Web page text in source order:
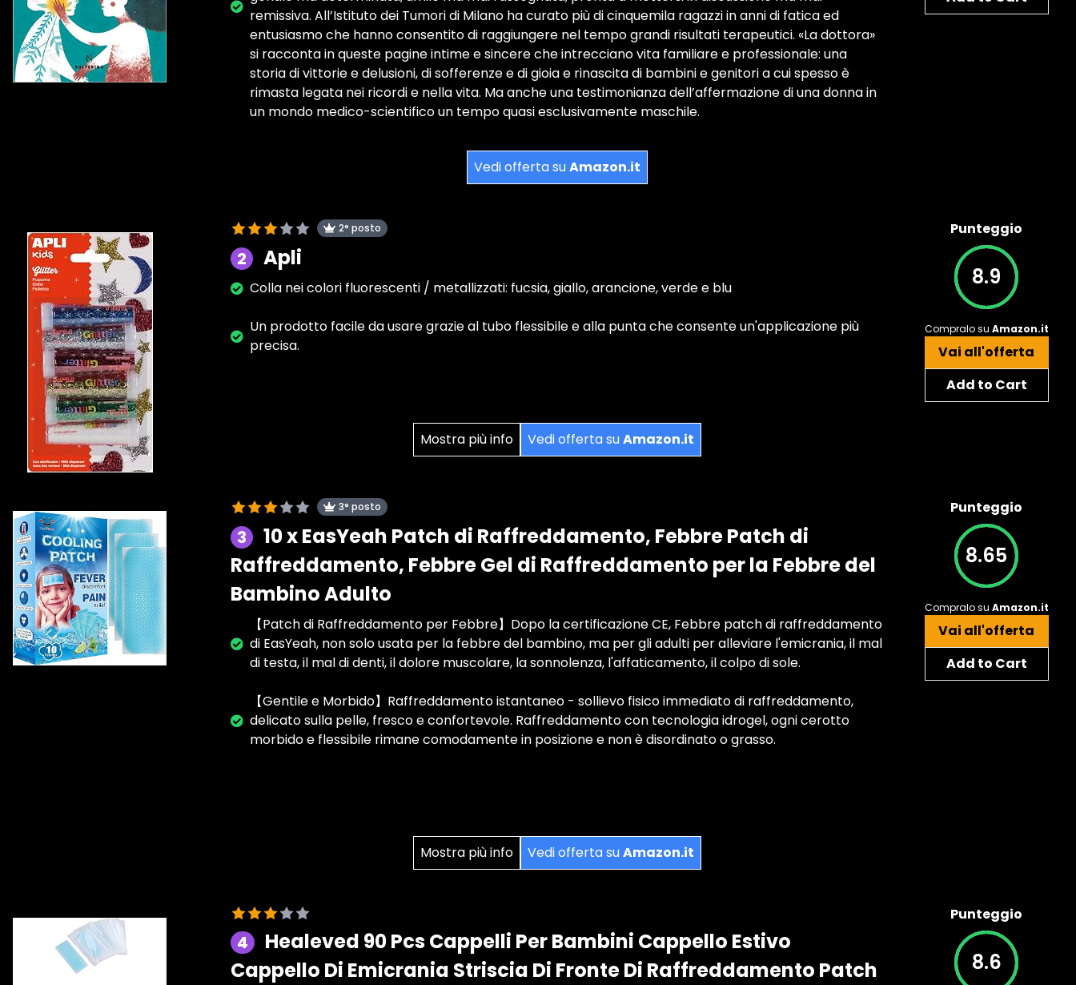
remissiva. All’Istituto dei Tumori di Milano ha curato più di cinquemila ragazzi in anni di fatica ed
entusiasmo che hanno consentito di raggiungere nel tempo grandi risultati terapeutici. «La dottora»
si racconta in queste pagine intime e sincere che intrecciano vita familiare e professionale: una
storia di vittorie e delusioni, di sofferenze e di gioia e rinascita di bambini e genitori a cui spesso è
rimasta legata nei ricordi e nella vita. Ma anche una testimonianza dell’affermazione di una donna in
un mondo medico-scientifico un tempo quasi esclusivamente maschile.
Vedi offerta suAmazon.it
2° posto
2 Apli
Colla nei colori fluorescenti / metallizzati: fucsia, giallo, arancione, verde e blu
Un prodotto facile da usare grazie al tubo flessibile e alla punta che consente un'applicazione più
precisa.
Mostra più info Vedi offerta suAmazon.it
Punteggio
8.9
Compralo su Amazon.it
Vai all'offerta
Add to Cart
3° posto
3
10 x EasYeah Patch di Raffreddamento, Febbre Patch di
Raffreddamento, Febbre Gel di Raffreddamento per la Febbre del
Bambino Adulto
【Patch di Raffreddamento per Febbre】Dopo la certificazione CE, Febbre patch di raffreddamento
di EasYeah, non solo usata per la febbre del bambino, ma per gli adulti per alleviare l'emicrania, il mal
di testa, il mal di denti, il dolore muscolare, la sonnolenza, l'affaticamento, il colpo di sole.
【Gentile e Morbido】Raffreddamento istantaneo - sollievo fisico immediato di raffreddamento,
delicato sulla pelle, fresco e confortevole. Raffreddamento con tecnologia idrogel, ogni cerotto
morbido e flessibile rimane comodamente in posizione e non è disordinato o grasso.
Mostra più info Vedi offerta suAmazon.it
Punteggio
8.65
Compralo su Amazon.it
Vai all'offerta
Add to Cart
4
Healeved 90 Pcs Cappelli Per Bambini Cappello Estivo
Cappello Di Emicrania Striscia Di Fronte Di Raffreddamento Patch
Punteggio
8.6